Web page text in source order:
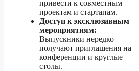
привести к совместным
проектам и стартапам.
Доступ к эксклюзивным
мероприятиям:
Выпускники нередко
получают приглашения на
конференции и круглые
столы.